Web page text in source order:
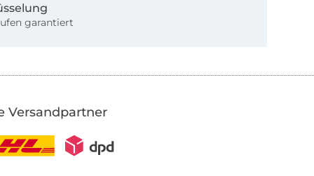
garantiert
Versandpartner